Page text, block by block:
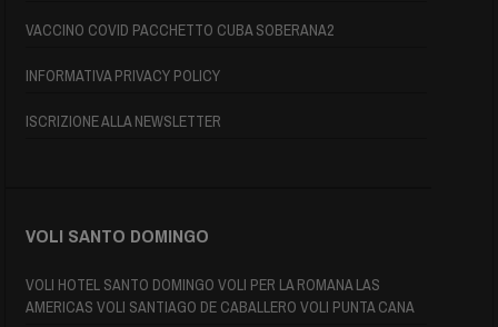
VACCINO COVID PACCHETTO CUBA SOBERANA2
INFORMATIVA PRIVACY POLICY
ISCRIZIONE ALLA NEWSLETTER
VOLI SANTO DOMINGO
VOLI HOTEL SANTO DOMINGO VOLI PER LA ROMANA LAS
AMERICAS VOLI SANTIAGO DE CABALLERO VOLI PUNTA CANA